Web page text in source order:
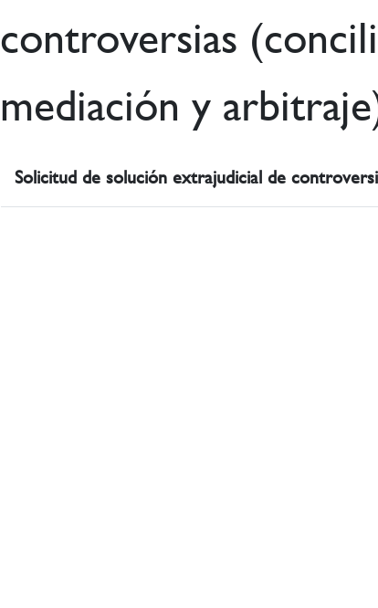
controversias
mediación y
Solicitud de solución extrajudicial de